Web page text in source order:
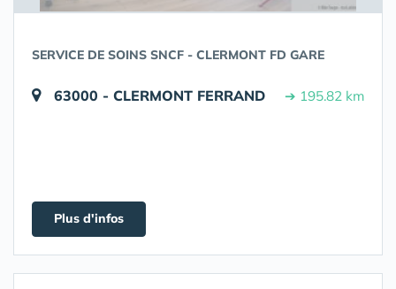
SERVICE DE SOINS SNCF - CLERMONT FD GARE
63000 - CLERMONT FERRAND ➔ 195.82 km
Plus d'infos